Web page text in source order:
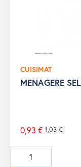
CUISIMAT
MENAGERE
Prix
de
base
1,03 €
0,93 €